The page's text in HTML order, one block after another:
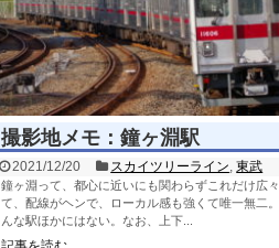
撮影地メモ：鐘ヶ淵駅
2021/12/20 スカイツリーライン,東武
鐘ヶ淵って、都心に近いにも関わらずこれだけ広
て、配線がヘンで、ローカル感も強くて唯一無二
んな駅ほかにはない。なお、上下...